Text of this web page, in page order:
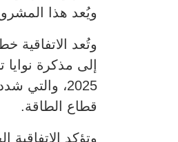
ويُعد هذا
إلى مذكرة
2025،
قطاع الطاقة.